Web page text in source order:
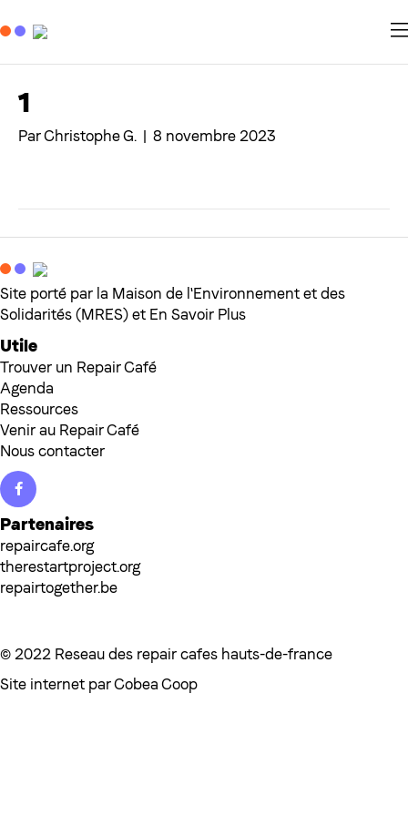
1
ParChristophe G. | 8 novembre 2023
Site porté par la Maison de l'Environnement et des
Solidarités (MRES) et En Savoir Plus
Utile
Trouver un Repair Café
Agenda
Ressources
Venir au Repair Café
Nous contacter
Facebook
Partenaires
repaircafe.org
therestartproject.org
repairtogether.be
© 2022 Reseau des repair cafes hauts-de-france
Site internet parCobea Coop